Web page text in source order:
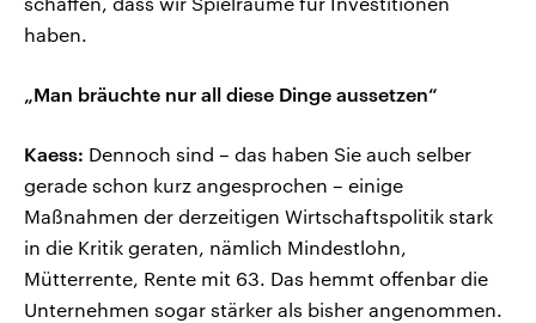
haben.
„Man bräuchte nur all diese Dinge aussetzen“
Kaess: Dennoch sind – das haben Sie auch selber
gerade schon kurz angesprochen – einige
Maßnahmen der derzeitigen Wirtschaftspolitik stark
in die Kritik geraten, nämlich Mindestlohn,
Mütterrente, Rente mit 63. Das hemmt offenbar die
Unternehmen sogar stärker als bisher angenommen.